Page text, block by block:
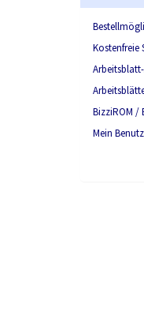
Kostenfreie
BizziROM /
Mein